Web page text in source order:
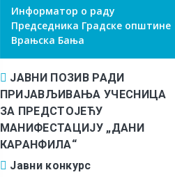
Информатор о раду
Председника Градске општине
Врањска Бања
ЈАВНИ ПОЗИВ РАДИ
ПРИЈАВЉИВАЊА УЧЕСНИЦА
ЗА ПРЕДСТОЈЕЋУ
МАНИФЕСТАЦИЈУ „ДАНИ
КАРАНФИЛА“
Јавни конкурс